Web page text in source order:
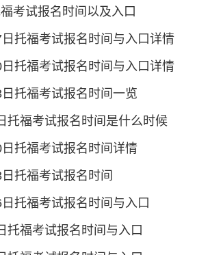
考试报名时间以及入口
托福考试报名时间与入口详情
托福考试报名时间与入口详情
托福考试报名时间一览
托福考试报名时间是什么时候
托福考试报名时间详情
托福考试报名时间
托福考试报名时间与入口
托福考试报名时间与入口